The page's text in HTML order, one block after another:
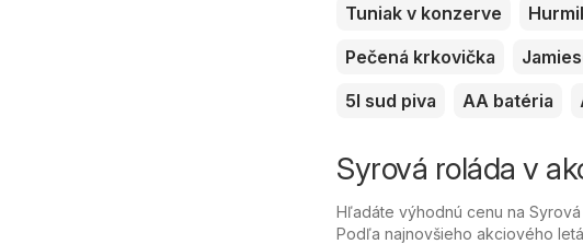
Tuniak v konzerve
Pečená krkovička
5l sud piva
AA batéria
Syrová roláda v
Hľadáte výhodnú cenu na
Podľa najnovšieho akciového